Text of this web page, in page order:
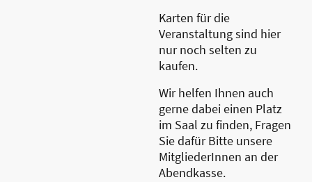
Karten für die
Veranstaltung sind hier
nur noch selten zu
kaufen.
Wir helfen Ihnen auch
gerne dabei einen Platz
im Saal zu finden, Fragen
Sie dafür Bitte unsere
MitgliederInnen an der
Abendkasse.